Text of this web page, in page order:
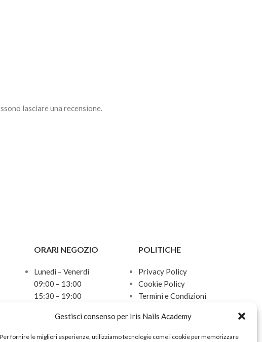
Gestisci consenso per Iris Nails Academy
Per fornire le migliori esperienze, utilizziamo tecnologie come i cookie per memorizzare
lasciare una recensione.
ORARI NEGOZIO
Lunedì – Venerdì
09:00 – 13:00
15:30 – 19:00
10:00 – 13:00
Domenica
POLITICHE
Privacy Policy
Cookie Policy
Termini e Condizioni